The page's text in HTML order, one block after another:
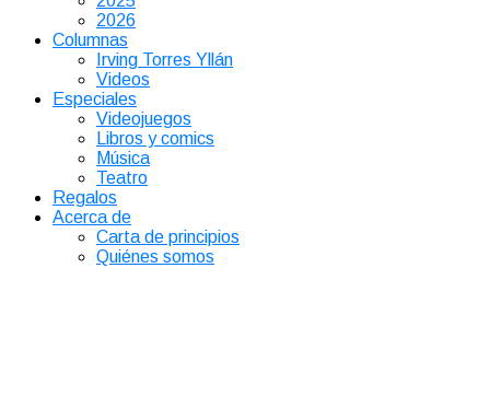
2026
Columnas
Irving Torres Yllán
Videos
Especiales
Videojuegos
Libros y comics
Música
Teatro
Regalos
Acerca de
Carta de principios
Quiénes somos